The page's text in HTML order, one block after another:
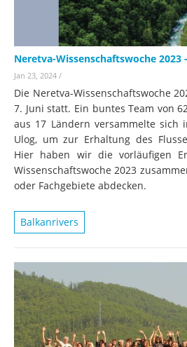
Neretva-Wissenschaftswoche
Jan 23, 2024 /
Die Neretva-Wissenschaftswoche
7. Juni statt. Ein buntes Team von
aus 17 Ländern versammelte sich
Ulog, um zur Erhaltung des
Hier haben wir die vorläufigen
Wissenschaftswoche 2023
oder Fachgebiete abdecken.
Balkanrivers